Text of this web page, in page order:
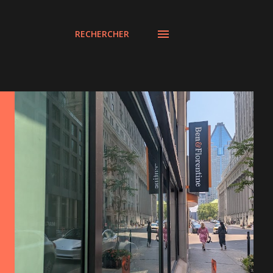
RECHERCHER